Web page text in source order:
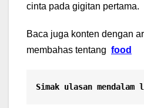
cinta pada gigitan pertama.
Baca juga konten dengan
membahas tentang food
Simak ulasan